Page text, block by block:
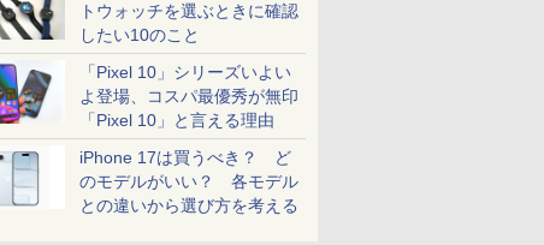
トウォッチを選ぶときに確認
したい10のこと
「Pixel 10」シリーズいよい
よ登場、コスパ最優秀が無印
「Pixel 10」と言える理由
iPhone 17は買うべき？ ど
のモデルがいい？ 各モデル
との違いから選び方を考える